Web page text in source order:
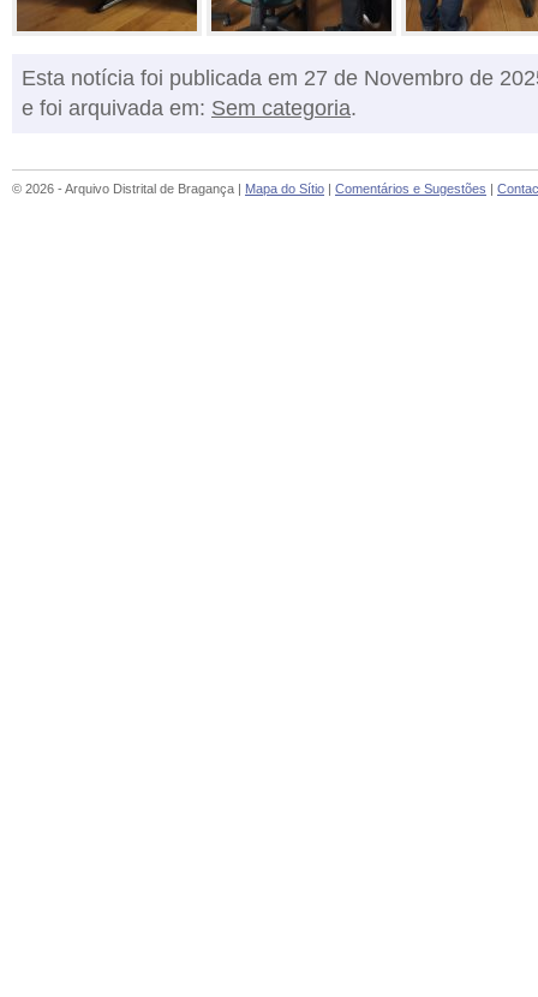
Esta notícia foi publicada em 27 de Novembro de
e foi arquivada em: Sem categoria.
© 2026 - Arquivo Distrital de Bragança | Mapa do Sítio | Comentários e Sugestões |